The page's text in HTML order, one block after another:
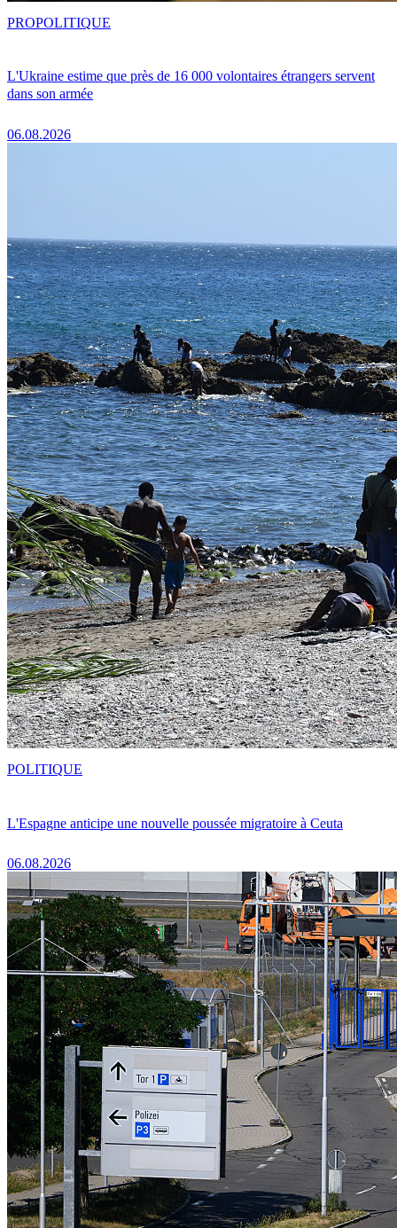
L'Ukraine estime que près de 16 000 volontaires étrangers servent
dans son armée
06.08.2026
PROPOLITIQUE
L'Espagne anticipe une nouvelle poussée migratoire à Ceuta
06.08.2026
POLITIQUE